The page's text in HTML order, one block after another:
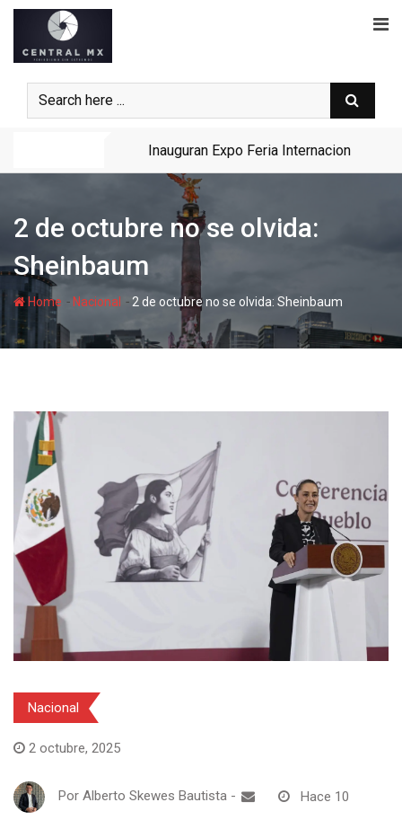
Skip
content
Inauguran Expo Feria Internacional
2 de octubre no se olvida:
Sheinbaum
Home - Nacional - 2 de octubre no se olvida: Sheinbaum
Nacional
2 octubre, 2025
Por Alberto Skewes Bautista -
Hace 10